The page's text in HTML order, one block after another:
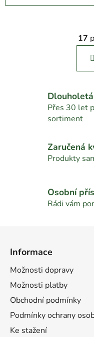
17
Přes 30 let
sortiment
Zaručená
Produkty
Osobní
Rádi vám
Informace
Možnosti dopravy
Možnosti platby
Obchodní podmínky
Podmínky ochrany
Ke stažení